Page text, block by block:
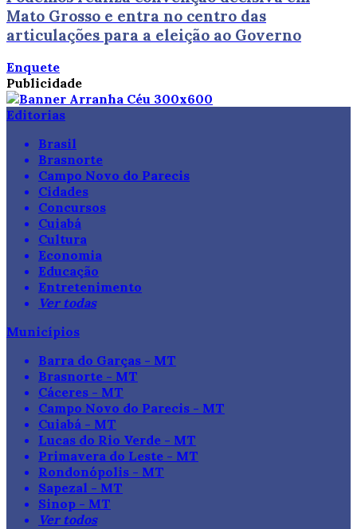
Mato Grosso e entra no centro das
articulações para a eleição ao Governo
Enquete
Publicidade
Editorias
Brasil
Brasnorte
Campo Novo do Parecis
Cidades
Concursos
Cuiabá
Cultura
Economia
Educação
Entretenimento
Ver todas
Municípios
Barra do Garças - MT
Brasnorte - MT
Cáceres - MT
Campo Novo do Parecis - MT
Cuiabá - MT
Lucas do Rio Verde - MT
Primavera do Leste - MT
Rondonópolis - MT
Sapezal - MT
Sinop - MT
Ver todos